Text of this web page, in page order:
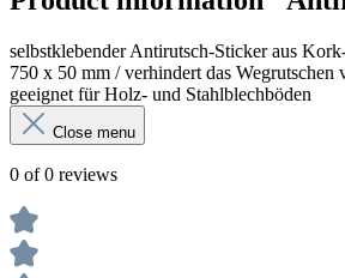
selbstklebender Antirutsch-Sticker aus
750 x 50 mm / verhindert das Wegrutschen
geeignet für Holz- und Stahlblechböden
Close menu
0 of 0 reviews